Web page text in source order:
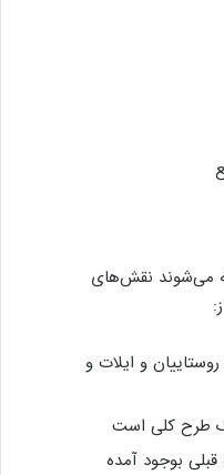
می‌شوند نقش‌های
و ایلات و
طرح کلی است
بوجود آمده